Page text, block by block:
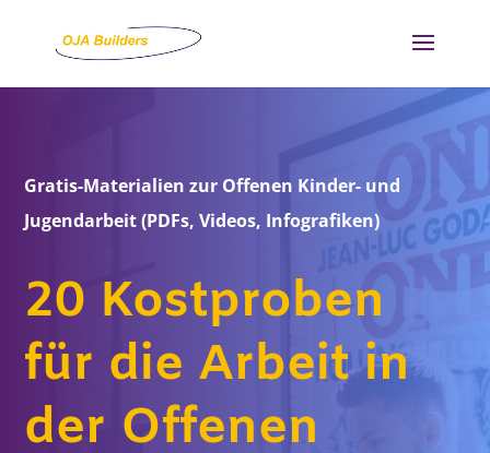
Gratis-Materialien zur Offenen Kinder- und
Jugendarbeit (PDFs, Videos, Infografiken)
20 Kostproben
für die Arbeit in
der Offenen